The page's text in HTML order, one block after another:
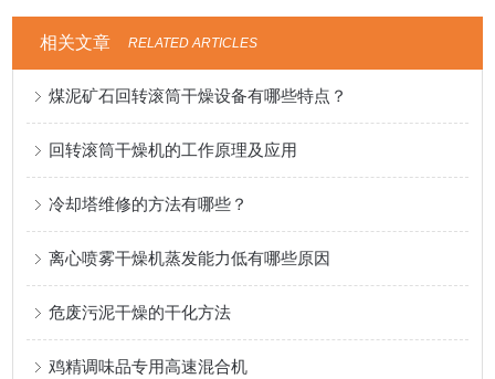
相关文章 RELATED ARTICLES
煤泥矿石回转滚筒干燥设备有哪些特点？
回转滚筒干燥机的工作原理及应用
冷却塔维修的方法有哪些？
离心喷雾干燥机蒸发能力低有哪些原因
危废污泥干燥的干化方法
鸡精调味品专用高速混合机